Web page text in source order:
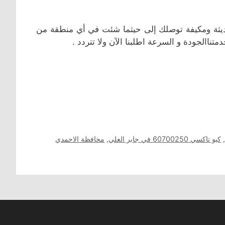
ومكيفة توصلك إلى حيثما شئت في أي منطقة من
و السرعة اطلبنا الآن ولا تتردد .
, كيو تاكسي 60700250 في جابر العلي , محافظة الاحمدي